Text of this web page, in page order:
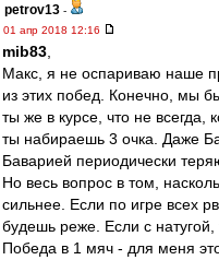
petrov13 -
01 апр 2018 12:16
mib83
Макс, я не оспариваю наше
из этих побед. Конечно, мы
ты же в курсе, что не всегда,
ты набираешь 3 очка. Даже
Баварией периодически
Но весь вопрос в том,
сильнее. Если по игре всех
будешь реже. Если с
Победа в 1 мяч - для меня